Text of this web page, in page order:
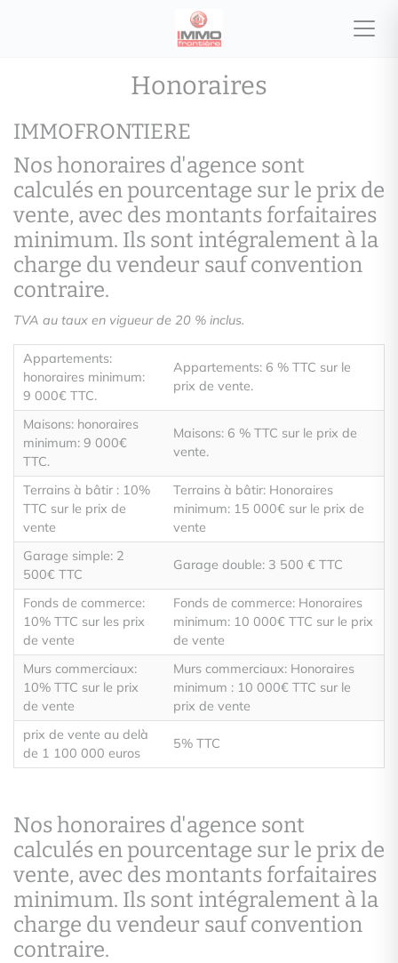
Honoraires
IMMOFRONTIERE
Nos honoraires d'agence sont
calculés en pourcentage sur le prix de
vente, avec des montants forfaitaires
minimum. Ils sont intégralement à la
charge du vendeur sauf convention
contraire.
TVA au taux en vigueur de 20 % inclus.
Appartements:
honoraires minimum:
9 000€ TTC.
Appartements: 6 % TTC sur le
prix de vente.
Maisons: honoraires
minimum: 9 000€
TTC.
Maisons: 6 % TTC sur le prix de
vente.
Terrains à bâtir : 10%
TTC sur le prix de
vente
Terrains à bâtir: Honoraires
minimum: 15 000€ sur le prix de
vente
Garage simple: 2
500€ TTC
Garage double: 3 500 € TTC
Fonds de commerce:
10% TTC sur les prix
de vente
Fonds de commerce: Honoraires
minimum: 10 000€ TTC sur le prix
de vente
Murs commerciaux:
10% TTC sur le prix
de vente
Murs commerciaux: Honoraires
minimum : 10 000€ TTC sur le
prix de vente
prix de vente au delà
de 1 100 000 euros
5% TTC
Nos honoraires d'agence sont
calculés en pourcentage sur le prix de
vente, avec des montants forfaitaires
minimum. Ils sont intégralement à la
charge du vendeur sauf convention
contraire.